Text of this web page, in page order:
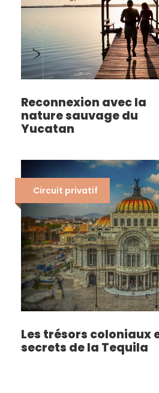
Reconnexion avec la
nature sauvage du
Yucatan
Circuit privatif
Les trésors coloniaux
secrets de la Tequila